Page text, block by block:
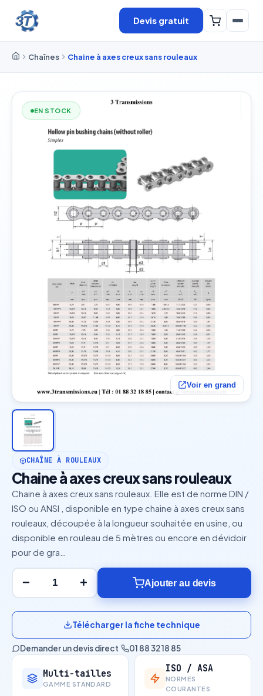
Devis gratuit
Chaînes Chaine à axes creux sans rouleaux
EN STOCK
Voir en grand
CHAÎNE À ROULEAUX
Chaine à axes creux sans rouleaux
Chaine à axes creux sans rouleaux. Elle est de norme DIN /
ISO ou ANSI , disponible en type chaine à axes creux sans
rouleaux, découpée à la longueur souhaitée en usine, ou
disponible en rouleau de 5 mètres ou encore en dévidoir
pour de gra…
− + Ajouter au devis
Télécharger la fiche technique
Demander un devis direct· 01 88 32 18 85
Multi-tailles
GAMME STANDARD
ISO / ASA
NORMES
COURANTES